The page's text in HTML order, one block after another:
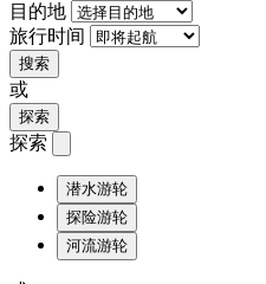
目的地
旅行时间
搜索
或
探索
探索
潜水游轮
探险游轮
河流游轮